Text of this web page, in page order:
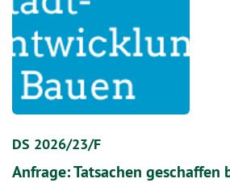
DS 2026/23/F
Anfrage: Tatsachen